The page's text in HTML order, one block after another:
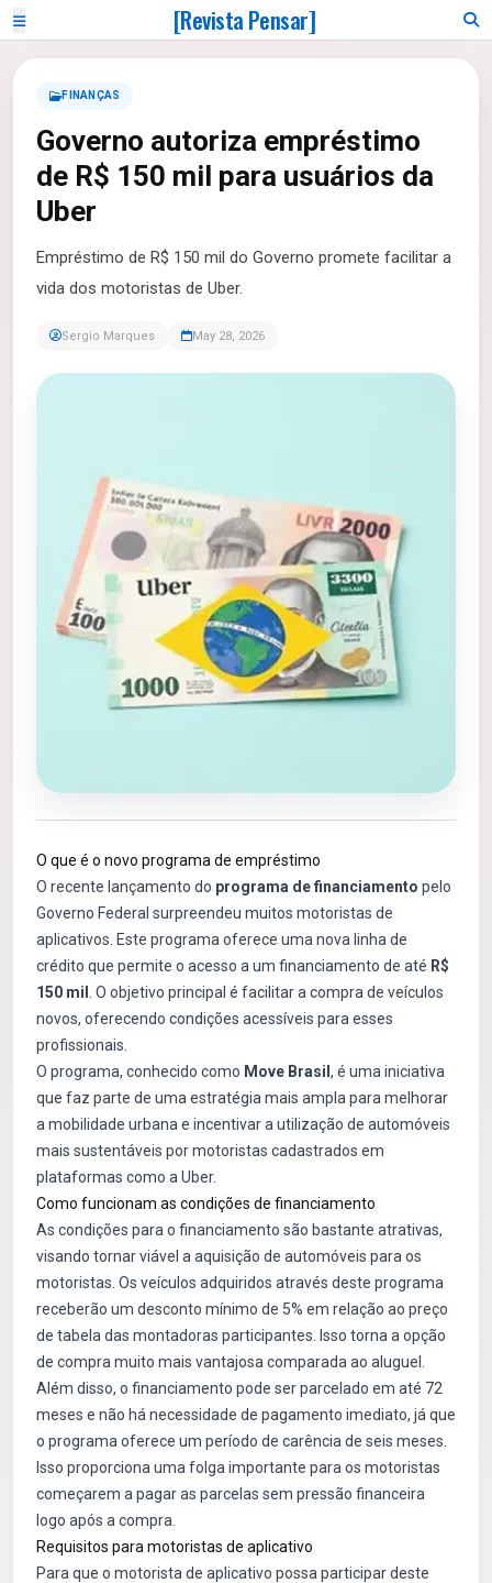
[Revista Pensar]
FINANÇAS
Governo autoriza empréstimo
de R$ 150 mil para usuários da
Uber
Empréstimo de R$ 150 mil do Governo promete facilitar a
vida dos motoristas de Uber.
Sergio Marques May 28, 2026
O que é o novo programa de empréstimo
O recente lançamento do programa de financiamento pelo
Governo Federal surpreendeu muitos motoristas de
aplicativos. Este programa oferece uma nova linha de
crédito que permite o acesso a um financiamento de até R$
150 mil
. O objetivo principal é facilitar a compra de veículos
novos, oferecendo condições acessíveis para esses
profissionais.
O programa, conhecido como Move Brasil , é uma iniciativa
que faz parte de uma estratégia mais ampla para melhorar
a mobilidade urbana e incentivar a utilização de automóveis
mais sustentáveis por motoristas cadastrados em
plataformas como a Uber.
Como funcionam as condições de financiamento
As condições para o financiamento são bastante atrativas,
visando tornar viável a aquisição de automóveis para os
motoristas. Os veículos adquiridos através deste programa
receberão um desconto mínimo de 5% em relação ao preço
de tabela das montadoras participantes. Isso torna a opção
de compra muito mais vantajosa comparada ao aluguel.
Além disso, o financiamento pode ser parcelado em até 72
meses e não há necessidade de pagamento imediato, já que
o programa oferece um período de carência de seis meses.
Isso proporciona uma folga importante para os motoristas
começarem a pagar as parcelas sem pressão financeira
logo após a compra.
Requisitos para motoristas de aplicativo
Para que o motorista de aplicativo possa participar deste